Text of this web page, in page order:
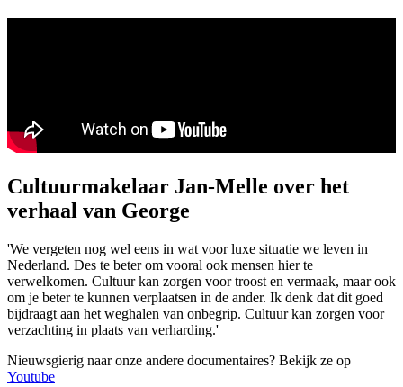
Cultuurmakelaar Jan-Melle over het
verhaal van George
'We vergeten nog wel eens in wat voor luxe situatie we leven in
Nederland. Des te beter om vooral ook mensen hier te
verwelkomen. Cultuur kan zorgen voor troost en vermaak, maar ook
om je beter te kunnen verplaatsen in de ander. Ik denk dat dit goed
bijdraagt aan het weghalen van onbegrip. Cultuur kan zorgen voor
verzachting in plaats van verharding.'
Nieuwsgierig naar onze andere documentaires? Bekijk ze op
Youtube